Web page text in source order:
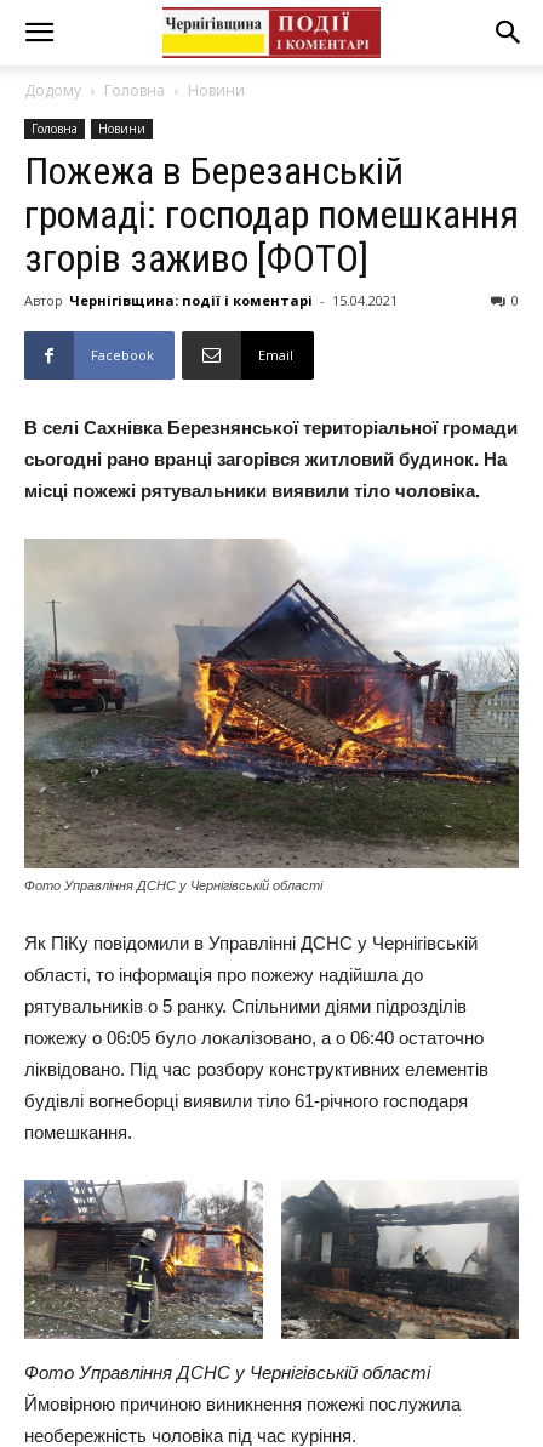
Додому Головна Новини
Головна Новини
Пожежа в Березанській
громаді: господар помешкання
згорів заживо [ФОТО]
Автор Чернігівщина: події і коментарі - 15.04.2021 0
Facebook Email
В селі Сахнівка Березнянської територіальної громади
сьогодні рано вранці загорівся житловий будинок. На
місці пожежі рятувальники виявили тіло чоловіка.
Фото Управління ДСНС у Чернігівській області
Як ПіКу повідомили в Управлінні ДСНС у Чернігівській
області, то інформація про пожежу надійшла до
рятувальників о 5 ранку. Спільними діями підрозділів
пожежу о 06:05 було локалізовано, а о 06:40 остаточно
ліквідовано. Під час розбору конструктивних елементів
будівлі вогнеборці виявили тіло 61-річного господаря
помешкання.
Фото Управління ДСНС у Чернігівській області
Ймовірною причиною виникнення пожежі послужила
необережність чоловіка під час куріння.